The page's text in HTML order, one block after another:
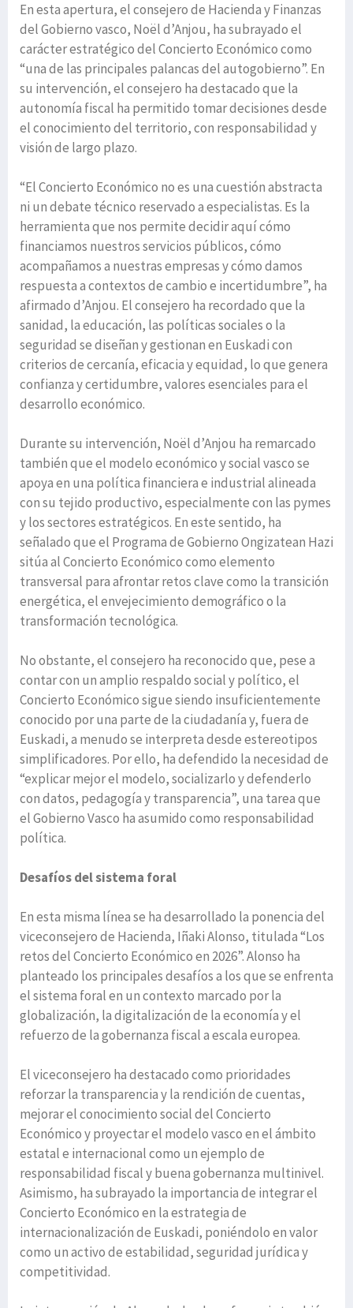
En esta apertura, el consejero de Hacienda y Finanzas
del Gobierno vasco, Noël d’Anjou, ha subrayado el
carácter estratégico del Concierto Económico como
“una de las principales palancas del autogobierno”. En
su intervención, el consejero ha destacado que la
autonomía fiscal ha permitido tomar decisiones desde
el conocimiento del territorio, con responsabilidad y
visión de largo plazo.
“El Concierto Económico no es una cuestión abstracta
ni un debate técnico reservado a especialistas. Es la
herramienta que nos permite decidir aquí cómo
financiamos nuestros servicios públicos, cómo
acompañamos a nuestras empresas y cómo damos
respuesta a contextos de cambio e incertidumbre”, ha
afirmado d’Anjou. El consejero ha recordado que la
sanidad, la educación, las políticas sociales o la
seguridad se diseñan y gestionan en Euskadi con
criterios de cercanía, eficacia y equidad, lo que genera
confianza y certidumbre, valores esenciales para el
desarrollo económico.
Durante su intervención, Noël d’Anjou ha remarcado
también que el modelo económico y social vasco se
apoya en una política financiera e industrial alineada
con su tejido productivo, especialmente con las pymes
y los sectores estratégicos. En este sentido, ha
señalado que el Programa de Gobierno Ongizatean Hazi
sitúa al Concierto Económico como elemento
transversal para afrontar retos clave como la transición
energética, el envejecimiento demográfico o la
transformación tecnológica.
No obstante, el consejero ha reconocido que, pese a
contar con un amplio respaldo social y político, el
Concierto Económico sigue siendo insuficientemente
conocido por una parte de la ciudadanía y, fuera de
Euskadi, a menudo se interpreta desde estereotipos
simplificadores. Por ello, ha defendido la necesidad de
“explicar mejor el modelo, socializarlo y defenderlo
con datos, pedagogía y transparencia”, una tarea que
el Gobierno Vasco ha asumido como responsabilidad
política.
Desafíos del sistema foral
En esta misma línea se ha desarrollado la ponencia del
viceconsejero de Hacienda, Iñaki Alonso, titulada “Los
retos del Concierto Económico en 2026”. Alonso ha
planteado los principales desafíos a los que se enfrenta
el sistema foral en un contexto marcado por la
globalización, la digitalización de la economía y el
refuerzo de la gobernanza fiscal a escala europea.
El viceconsejero ha destacado como prioridades
reforzar la transparencia y la rendición de cuentas,
mejorar el conocimiento social del Concierto
Económico y proyectar el modelo vasco en el ámbito
estatal e internacional como un ejemplo de
responsabilidad fiscal y buena gobernanza multinivel.
Asimismo, ha subrayado la importancia de integrar el
Concierto Económico en la estrategia de
internacionalización de Euskadi, poniéndolo en valor
como un activo de estabilidad, seguridad jurídica y
competitividad.